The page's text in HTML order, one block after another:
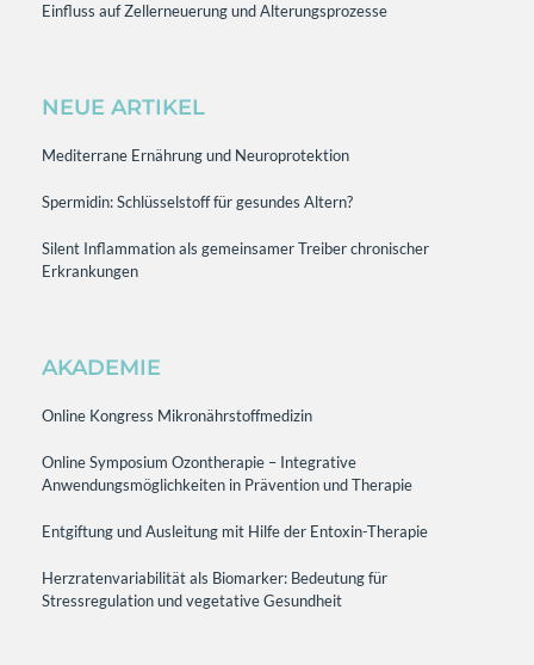
Einfluss auf Zellerneuerung und Alterungsprozesse
NEUE ARTIKEL
Mediterrane Ernährung und Neuroprotektion
Spermidin: Schlüsselstoff für gesundes Altern?
Silent Inflammation als gemeinsamer Treiber chronischer
Erkrankungen
AKADEMIE
Online Kongress Mikronährstoffmedizin
Online Symposium Ozontherapie – Integrative
Anwendungsmöglichkeiten in Prävention und Therapie
Entgiftung und Ausleitung mit Hilfe der Entoxin-Therapie
Herzratenvariabilität als Biomarker: Bedeutung für
Stressregulation und vegetative Gesundheit